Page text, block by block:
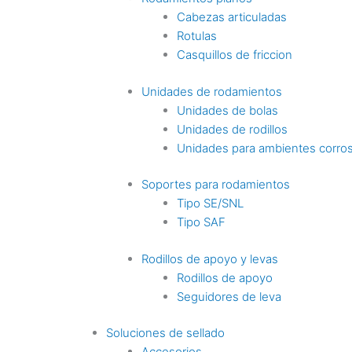
Cabezas articuladas
Rotulas
Casquillos de friccion
Unidades de rodamientos
Unidades de bolas
Unidades de rodillos
Unidades para ambientes
Soportes para rodamientos
Tipo SE/SNL
Tipo SAF
Rodillos de apoyo y levas
Rodillos de apoyo
Seguidores de leva
Soluciones de sellado